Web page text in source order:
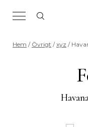
Sök efter
kategori
Hem / Övrigt /xyz /